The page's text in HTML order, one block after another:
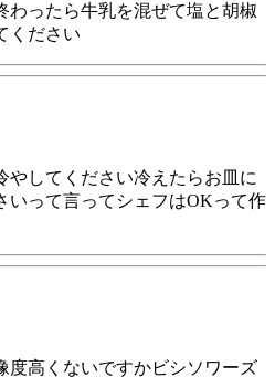
わったら牛乳を混ぜて塩と胡椒
ください
やしてください冷えたらお皿に
いって言ってシェフはOKって作
度高くないですかビシソワーズ